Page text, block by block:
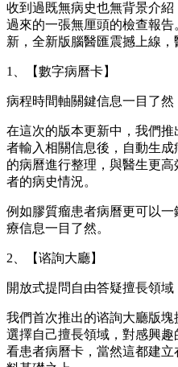
收到過既無病史也無背景介
過來的一張無厘頭的檢查報
新，全新版腦醫匯震撼上線，
1、【數字病曆卡】
病程時間軸關鍵信息一目了然
在這次的版本更新中，我們
者輸入相關信息後，自動生
的病曆進行整理，與醫生更
者的病史情況。
例如膠質瘤患者病曆更可以
療信息一目了然。
2、【谘詢大廳】
開放式提問自由答疑擅長領域
我們首次推出的谘詢大廳版
選擇自己擅長領域，對感興
看患者病曆卡，當然這都建